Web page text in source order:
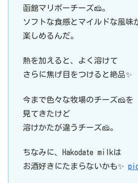
函館マリボーチーズ🧀。
ソフトな食感とマイルドな風味
楽しめるんだ。
熱を加えると、よく溶けて
さらに焦げ目をつけると絶品✨
今まで色々な牧場のチーズ🧀を
見てきたけど
溶けかたが違うチーズ🧀。
ちなみに、Hakodate milkは
お酒好きにたまらないかも✨